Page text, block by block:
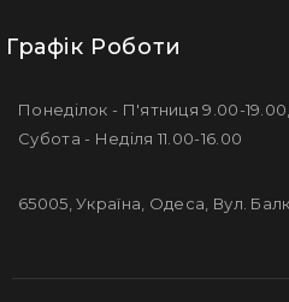
Графік Роботи
Понеділок - П'ятниця 9.00-19.00,
Субота - Неділя 11.00-16.00
65005, Україна, Одеса, Вул.